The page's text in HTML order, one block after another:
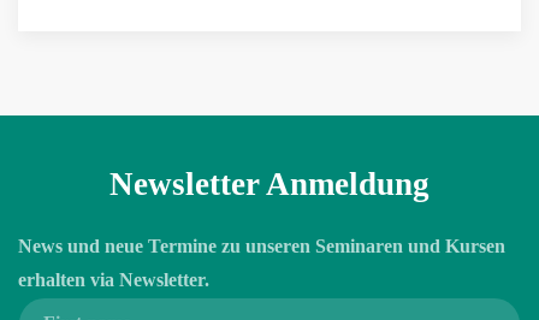
Newsletter Anmeldung
News und neue Termine zu unseren Seminaren und Kursen
erhalten via Newsletter.